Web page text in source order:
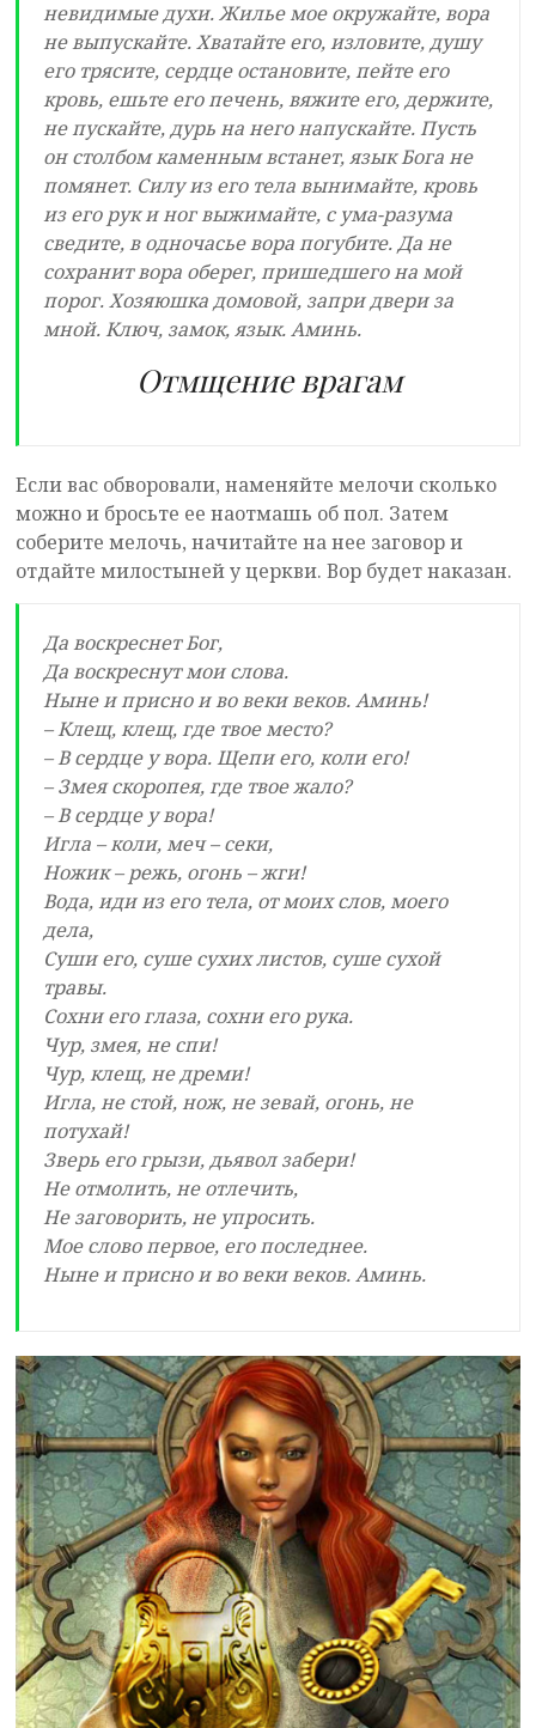
невидимые духи. Жилье мое окружайте, вора
не выпускайте. Хватайте его, изловите, душу
его трясите, сердце остановите, пейте его
кровь, ешьте его печень, вяжите его, держите,
не пускайте, дурь на него напускайте. Пусть
он столбом каменным встанет, язык Бога не
помянет. Силу из его тела вынимайте, кровь
из его рук и ног выжимайте, с ума-разума
сведите, в одночасье вора погубите. Да не
сохранит вора оберег, пришедшего на мой
порог. Хозяюшка домовой, запри двери за
мной. Ключ, замок, язык. Аминь.
Отмщение врагам
Если вас обворовали, наменяйте мелочи сколько
можно и бросьте ее наотмашь об пол. Затем
соберите мелочь, начитайте на нее заговор и
отдайте милостыней у церкви. Вор будет наказан.
Да воскреснет Бог,
Да воскреснут мои слова.
Ныне и присно и во веки веков. Аминь!
– Клещ, клещ, где твое место?
– В сердце у вора. Щепи его, коли его!
– Змея скоропея, где твое жало?
– В сердце у вора!
Игла – коли, меч – секи,
Ножик – режь, огонь – жги!
Вода, иди из его тела, от моих слов, моего
дела,
Суши его, суше сухих листов, суше сухой
травы.
Сохни его глаза, сохни его рука.
Чур, змея, не спи!
Чур, клещ, не дреми!
Игла, не стой, нож, не зевай, огонь, не
потухай!
Зверь его грызи, дьявол забери!
Не отмолить, не отлечить,
Не заговорить, не упросить.
Мое слово первое, его последнее.
Ныне и присно и во веки веков. Аминь.